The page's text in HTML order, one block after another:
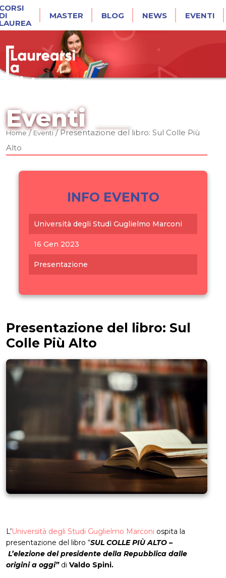
MASTER BLOG NEWS EVENTI
Eventi
Home/Eventi/Presentazione del libro: Sul Colle Più
Alto
INFO EVENTO
Università degli Studi Guglielmo Marconi
16 Gen 2023
Presentazione
Presentazione del libro: Sul
Colle Più Alto
L’Università degli Studi Guglielmo Marconi ospita la
presentazione del libro “SUL COLLE PIÙ ALTO –
L’elezione del presidente della Repubblica dalle
origini a oggi”di Valdo Spini.